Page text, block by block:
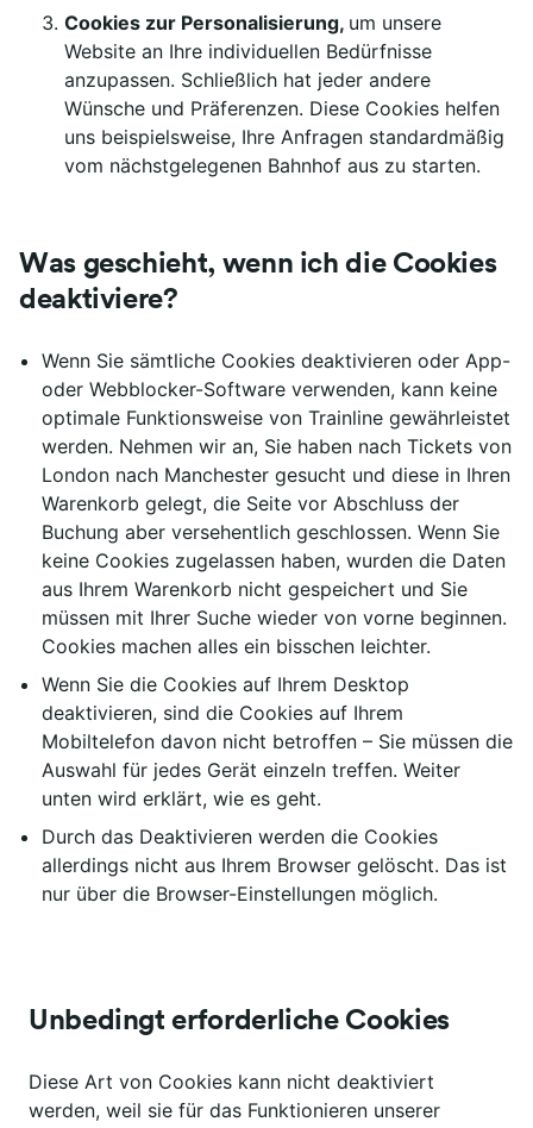
Cookies zur Personalisierung, um unsere
Website an Ihre individuellen Bedürfnisse
anzupassen. Schließlich hat jeder andere
Wünsche und Präferenzen. Diese Cookies helfen
uns beispielsweise, Ihre Anfragen standardmäßig
vom nächstgelegenen Bahnhof aus zu starten.
Was geschieht, wenn ich die Cookies
deaktiviere?
Wenn Sie sämtliche Cookies deaktivieren oder App-
oder Webblocker-Software verwenden, kann keine
optimale Funktionsweise von Trainline gewährleistet
werden. Nehmen wir an, Sie haben nach Tickets von
London nach Manchester gesucht und diese in Ihren
Warenkorb gelegt, die Seite vor Abschluss der
Buchung aber versehentlich geschlossen. Wenn Sie
keine Cookies zugelassen haben, wurden die Daten
aus Ihrem Warenkorb nicht gespeichert und Sie
müssen mit Ihrer Suche wieder von vorne beginnen.
Cookies machen alles ein bisschen leichter.
Wenn Sie die Cookies auf Ihrem Desktop
deaktivieren, sind die Cookies auf Ihrem
Mobiltelefon davon nicht betroffen – Sie müssen die
Auswahl für jedes Gerät einzeln treffen. Weiter
unten wird erklärt, wie es geht.
Durch das Deaktivieren werden die Cookies
allerdings nicht aus Ihrem Browser gelöscht. Das ist
nur über die Browser-Einstellungen möglich.
Unbedingt erforderliche Cookies
Diese Art von Cookies kann nicht deaktiviert
werden, weil sie für das Funktionieren unserer